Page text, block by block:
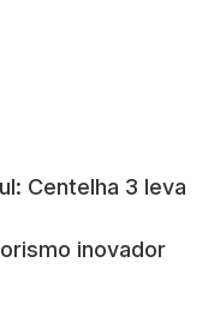
Centelha 3 leva
inovador